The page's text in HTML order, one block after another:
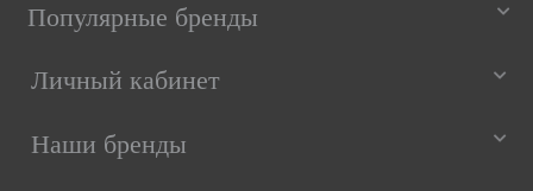
Популярные бренды
Личный кабинет
Наши бренды